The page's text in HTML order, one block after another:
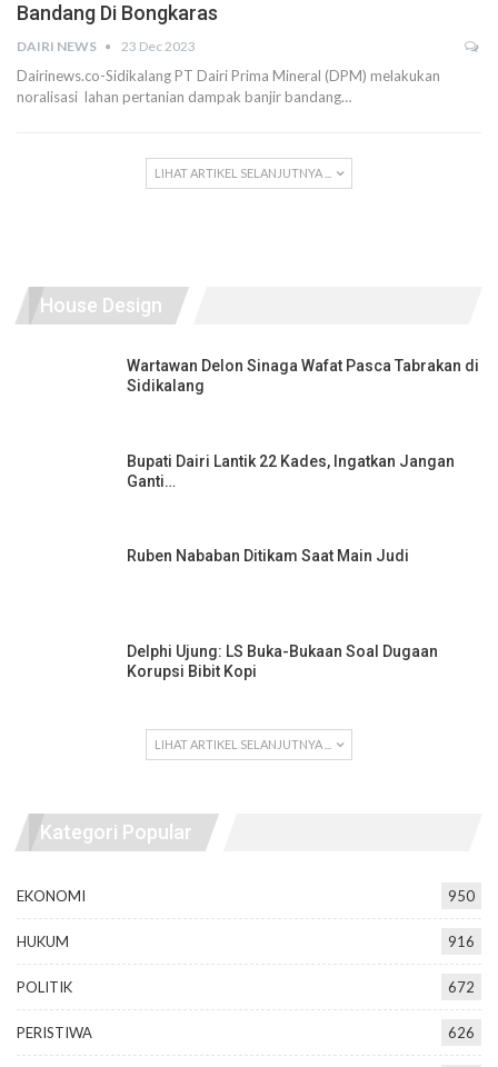
Bandang Di Bongkaras
DAIRI NEWS 23 Dec 2023
Dairinews.co-Sidikalang PT Dairi Prima Mineral (DPM) melakukan
noralisasi lahan pertanian dampak banjir bandang…
LIHAT ARTIKEL SELANJUTNYA ...
House Design
Wartawan Delon Sinaga Wafat Pasca Tabrakan di
Sidikalang
Bupati Dairi Lantik 22 Kades, Ingatkan Jangan
Ganti…
Ruben Nababan Ditikam Saat Main Judi
Delphi Ujung: LS Buka-Bukaan Soal Dugaan
Korupsi Bibit Kopi
LIHAT ARTIKEL SELANJUTNYA ...
Kategori Popular
EKONOMI 950
HUKUM 916
POLITIK 672
PERISTIWA 626